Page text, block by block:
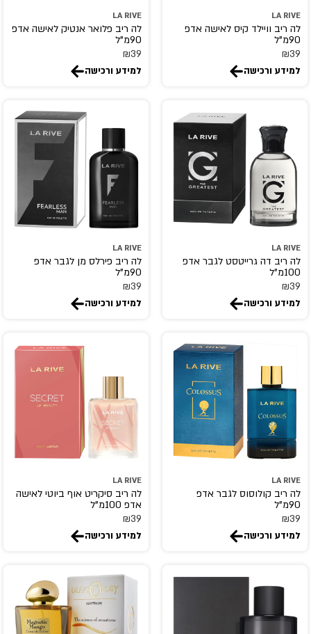
carolina herrera
Cartier
CHIC&GLAM
Chloe
chopard
Christian Dior
CHRISTIAN LOUBOUTIN
christina aguilera
CLEAN
Clinique
Clive Christian
coach
CRISTIANO RONALDO
D.S.& DURGA
DAVID BECKHAM
Davidoff
Diesel
DISNEY
DKNY
Dolce end Gabbana
DSQUARED2
LA RIVE
לה ריב וויילד קיס לאישה אדפ
90מ"ל
₪39
למידע ורכישה
LA RIVE
לה ריב פלואר אנטיק לאישה אדפ
90מ"ל
₪39
למידע ורכישה
LA RIVE
לה ריב דה גרייטסט לגבר אדפ
100מ"ל
₪39
למידע ורכישה
LA RIVE
לה ריב פירלס מן לגבר אדפ
90מ"ל
₪39
למידע ורכישה
LA RIVE
לה ריב קולוסוס לגבר אדפ
90מ"ל
₪39
למידע ורכישה
LA RIVE
לה ריב סיקריט אוף ביוטי לאישה
אדפ 100מ"ל
₪39
למידע ורכישה